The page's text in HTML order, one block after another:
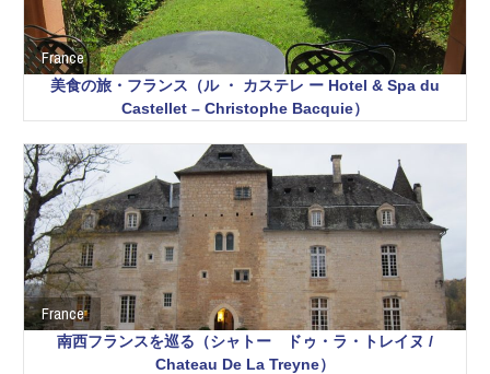
France
美食の旅・フランス（ル ・ カステレ ー Hotel & Spa du
Castellet – Christophe Bacquie）
France
南西フランスを巡る（シャトー ドゥ・ラ・トレイヌ /
Chateau De La Treyne）